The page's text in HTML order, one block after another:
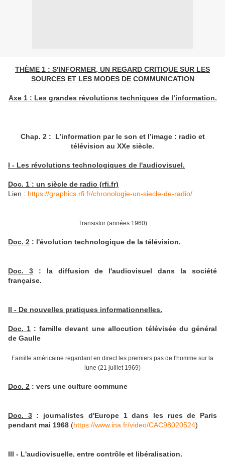
THÈME 1 : S'INFORMER, UN REGARD CRITIQUE SUR LES
SOURCES ET LES MODES DE COMMUNICATION
Axe 1 : Les grandes révolutions techniques de l’information.
Chap. 2 : L’information par le son et l’image : radio et
télévision au XXe siècle.
I - Les révolutions technologiques de l'audiovisuel.
Doc. 1 : un siècle de radio (rfi.fr)
Lien : https://graphics.rfi.fr/chronologie-un-siecle-de-radio/
Transistor (années 1960)
Doc. 2 : l'évolution technologique de la télévision.
Doc. 3: la diffusion de l'audiovisuel dans la société
française.
II - De nouvelles pratiques informationnelles.
Doc. 1 : famille devant une allocution télévisée du général
de Gaulle
Famille américaine regardant en direct les premiers pas de l'homme sur la
lune (21 juillet 1969)
Doc. 2 : vers une culture commune
Doc. 3: journalistes d'Europe 1 dans les rues de Paris
pendant mai 1968 (https://www.ina.fr/video/CAC98020524)
III - L'audiovisuelle, entre contrôle et libéralisation.